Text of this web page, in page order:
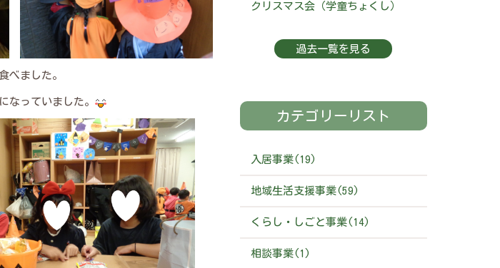
べました。
なっていました。
クリスマス会（学童ちょくし）
過去一覧を見る
カテゴリーリスト
入居事業(19)
地域生活支援事業(59)
くらし・しごと事業(14)
相談事業(1)